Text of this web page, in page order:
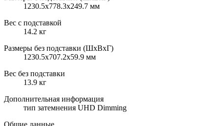
1230.5x778.3x249.7 мм
Вес с подставкой
14.2 кг
Размеры без подставки (ШxВxГ)
1230.5x707.2x59.9 мм
Вес без подставки
13.9 кг
Дополнительная информация
тип затемнения UHD Dimming